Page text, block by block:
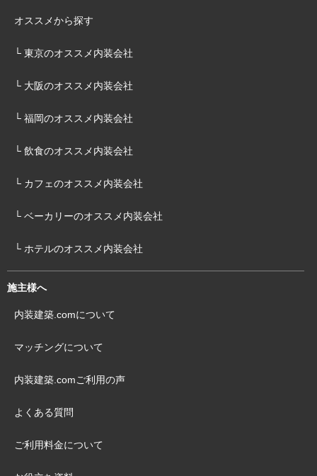
オススメから探す
└ 東京のオススメ内装会社
└ 大阪のオススメ内装会社
└ 福岡のオススメ内装会社
└ 飲食のオススメ内装会社
└ カフェのオススメ内装会社
└ ベーカリーのオススメ内装会社
└ ホテルのオススメ内装会社
施主様へ
内装建築.comについて
マッチングについて
内装建築.comご利用の声
よくある質問
ご利用料金について